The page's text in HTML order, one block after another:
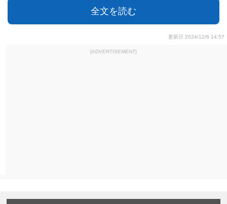
全文を読む
更新日 2024/12/6 14:57
[ADVERTISEMENT]